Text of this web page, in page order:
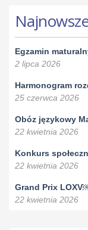
Egzamin
2 lipca 2026
Harmonogram
25 czerwca 2026
Obóz językowy
22 kwietnia 2026
Konkurs
22 kwietnia 2026
Grand Prix
22 kwietnia 2026